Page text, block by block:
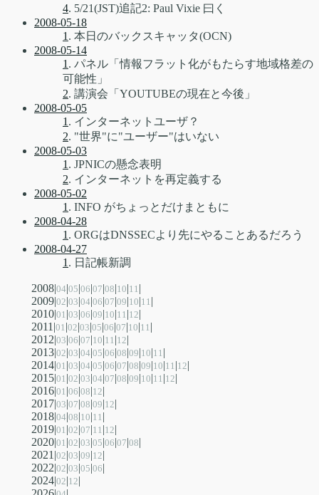
4. 5/21(JST)追記2: Paul Vixie 曰く
2008-05-18
1 . 本日のバックスキャッタ(OCN)
2008-05-14
1 . パネル「情報フラット化がもたらす地域格差の
可能性」
2. 講演会「YOUTUBEの現在と今後」
2008-05-05
1 . インターネットユーザ？
2. "世界"に"ユーザー"はいない
2008-05-03
1 . JPNICの懸念表明
2. インターネットを再定義する
2008-05-02
1 . INFO がちょっとだけまともに
2008-04-28
1 . ORGはDNSSECより先にやることあるだろう
2008-04-27
1 . 日記帳新調
2008|04|05|06|07|08|10|11 |
2009|02|03|04|06|07|09|10|11 |
2010|01 |03|06|09|10|11 |12|
2011|01 |02|03|05|06|07|10|11 |
2012|03|06|07|10|11 |12|
2013|02|03|04|05|06|08|09|10|11 |
2014|01 |03|04|05|06|07|08|09|10|11 |12|
2015|01 |02|03|04|07|08|09|10|11 |12|
2016|01 |06|08|12|
2017|03|07|08|09|12|
2018|04|08|10|11 |
2019|01 |02|07|11 |12|
2020|01 |02|03|05|06|07|08|
2021|02|03|09|12|
2022|02|03|05|06|
2024|02|12|